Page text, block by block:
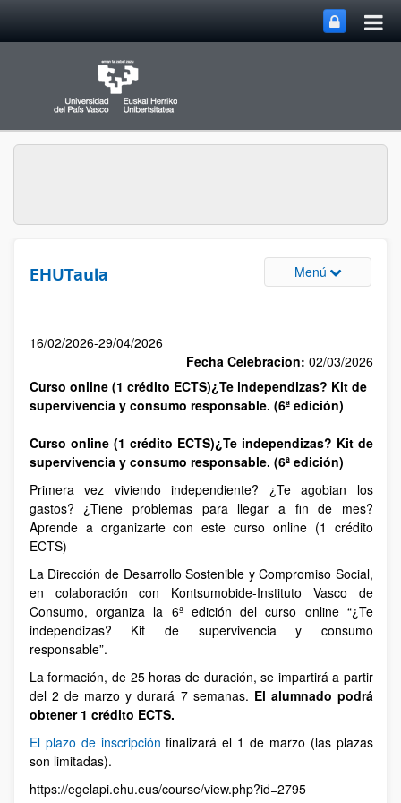
EHUTaula Menú
16/02/2026-29/04/2026
Fecha Celebracion: 02/03/2026
Curso online (1 crédito ECTS)¿Te independizas? Kit de
supervivencia y consumo responsable. (6ª edición)
Curso online (1 crédito ECTS)¿Te independizas? Kit de
supervivencia y consumo responsable. (6ª edición)
Primera vez viviendo independiente? ¿Te agobian los
gastos? ¿Tiene problemas para llegar a fin de mes?
Aprende a organizarte con este curso online (1 crédito
ECTS)
La Dirección de Desarrollo Sostenible y Compromiso Social,
en colaboración con Kontsumobide-Instituto Vasco de
Consumo, organiza la 6ª edición del curso online “¿Te
independizas? Kit de supervivencia y consumo
responsable”.
La formación, de 25 horas de duración, se impartirá a partir
del 2 de marzo y durará 7 semanas. El alumnado podrá
obtener 1 crédito ECTS.
El plazo de inscripciónfinalizará el 1 de marzo (las plazas
son limitadas).
https://egelapi.ehu.eus/course/view.php?id=2795